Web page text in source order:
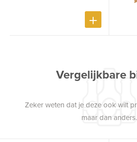
Vergelijkbare
Zeker weten dat je deze ook wilt
maar dan anders.